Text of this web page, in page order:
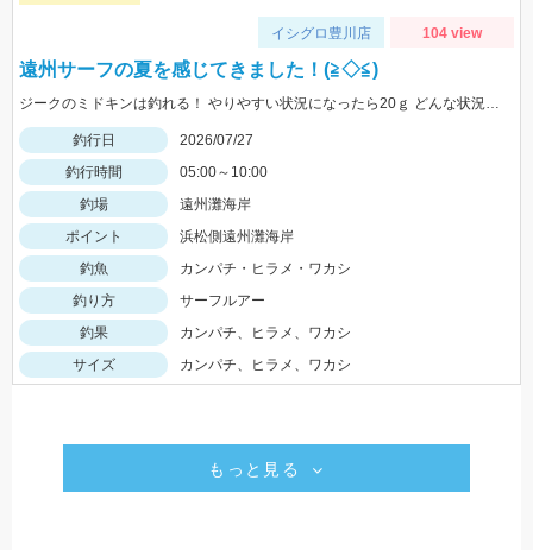
イシグロ豊川店 104 view
遠州サーフの夏を感じてきました！(≧◇≦)
ジークのミドキンは釣れる！ やりやすい状況になったら20ｇ どんな状況でも100ｍ以上飛ばすなら 40ｇがおすすめ
釣行日
2026/07/27
釣行時間
05:00～10:00
釣場
遠州灘海岸
ポイント
浜松側遠州灘海岸
釣魚
カンパチ・ヒラメ・ワカシ
釣り方
サーフルアー
釣果
カンパチ、ヒラメ、ワカシ
サイズ
カンパチ、ヒラメ、ワカシ
もっと見る